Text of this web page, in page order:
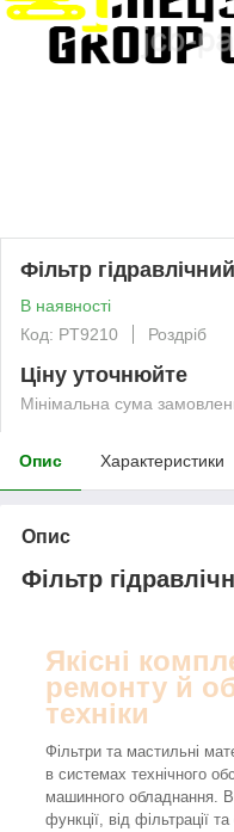
Фільтр
В наявності
Код: PT9210
Роздріб
Ціну уточнюйте
Мінімальна сума
Опис Характеристики
Опис
Фільтр
Якісні
ремонту й
техніки
Фільтри та мастильні
в системах технічного
машинного обладнання.
функції, від фільтрації